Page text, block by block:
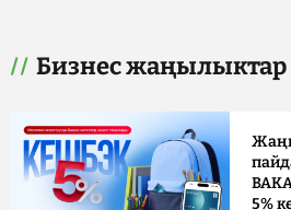
Бизнес жаңылыктар
5%